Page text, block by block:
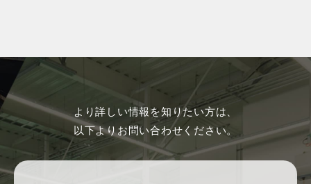
より詳しい情報を知りたい方は、
以下よりお問い合わせください。